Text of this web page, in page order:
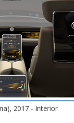
2017 - Interior